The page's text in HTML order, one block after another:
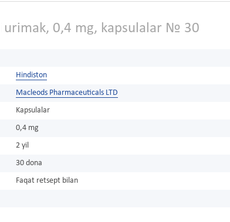
urimak, 0,4 mg, kapsulalar № 30
Hindiston
Macleods Pharmaceuticals LTD
Kapsulalar
0,4 mg
2 yil
30 dona
Faqat retsept bilan